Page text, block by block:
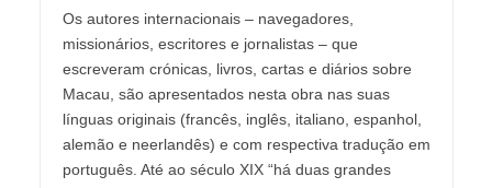
Os autores internacionais – navegadores,
missionários, escritores e jornalistas – que
escreveram crónicas, livros, cartas e diários sobre
Macau, são apresentados nesta obra nas suas
línguas originais (francês, inglês, italiano, espanhol,
alemão e neerlandês) e com respectiva tradução em
português. Até ao século XIX “há duas grandes